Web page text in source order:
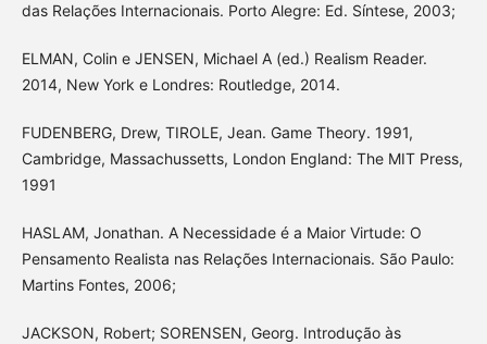
das Relações Internacionais. Porto Alegre: Ed. Síntese, 2003;
ELMAN, Colin e JENSEN, Michael A (ed.) Realism Reader.
2014, New York e Londres: Routledge, 2014.
FUDENBERG, Drew, TIROLE, Jean. Game Theory. 1991,
Cambridge, Massachussetts, London England: The MIT Press,
1991
HASLAM, Jonathan. A Necessidade é a Maior Virtude: O
Pensamento Realista nas Relações Internacionais. São Paulo:
Martins Fontes, 2006;
JACKSON, Robert; SORENSEN, Georg. Introdução às